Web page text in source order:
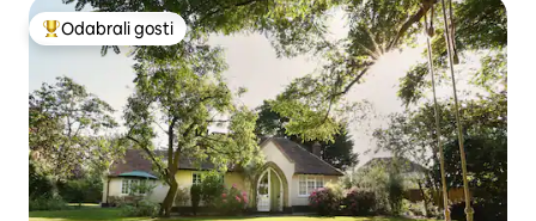
Među najviše rangiranima s oznakom „Odabrali gosti”
Odabrali gosti